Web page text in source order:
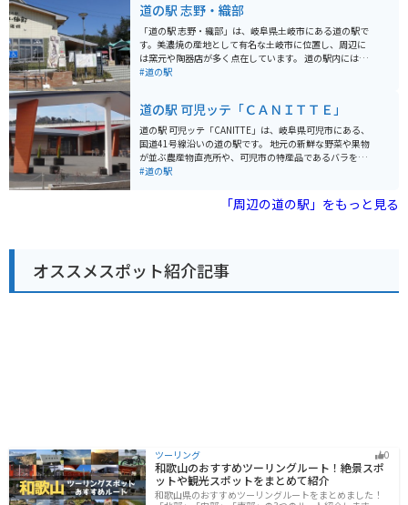
や、揖斐川町の特産品を販売する物産館、レストランな
どがあります。 バイクで訪れる場合、道の駅には広い駐
車場が完備されているので安心して駐車できます。揖斐
川町は山に囲まれた自然豊かな場所なので、ツーリング
の休憩場所としても最適です。 周辺には、揖斐川温泉や
かがでしょうか。
道の駅 志野・織部
「道の駅 志野・織部」は、岐阜県土岐市にある道の駅で
す。美濃焼の産地として有名な土岐市に位置し、周辺に
は窯元や陶器店が多く点在しています。 道の駅内には、
地元で採れた新鮮な野菜や果物を販売する農産物直売
見です。普段使いしやすい食器から、贈答用にも最適な
高級品まで、様々な種類の美濃焼が揃っています。 ま
た、道の駅に隣接して「織部ヒルズ」という公園があ
り、芝生広場や遊具、散策路などが整備されています。
バイクで訪れる場合、道の駅には広い駐車場が完備され
は、他にも「美濃焼伝統産業会館」や「陶史の森」な
#道の駅
道の駅 可児ッテ「ＣＡＮＩＴＴＥ」
道の駅 可児ッテ「CANITTE」は、岐阜県可児市にある、
国道41号線沿いの道の駅です。 地元の新鮮な野菜や果物
が並ぶ農産物直売所や、可児市の特産品であるバラを使
った商品を販売するショップ、地元の食材を使った料理
合は、広々とした駐車場があるので安心です。ツーリン
グの休憩場所としても最適です。 可児市は、バラの栽培
可児ッテ「CANITTE」は、地元の魅力が詰まった道の駅
なので、観光の拠点としてもおすすめです。
#道の駅
「周辺の道の駅」をもっと見る
オススメスポット紹介記事
ツーリング 0
和歌山のおすすめツーリングルート！絶景スポ
ットや観光スポットをまとめて紹介
和歌山県のおすすめツーリングルートをまとめました！